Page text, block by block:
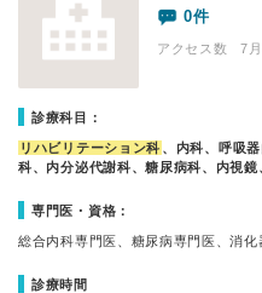
0件
アクセス数 7
診療科目：
リハビリテーション科 、内科、呼吸
科、内分泌代謝科、糖尿病科、内視
専門医・資格：
総合内科専門医、糖尿病専門医、消
診療時間